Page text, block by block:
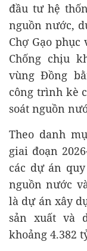
đầu tư hệ
nguồn nước,
Chợ Gạo phục
Chống chịu
vùng Đồng
công trình kè
soát nguồn
Theo danh
giai đoạn
các dự án
nguồn nước
là dự án xây
sản xuất và
khoảng 4.382